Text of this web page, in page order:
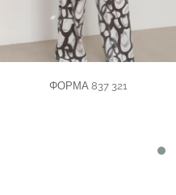
ΦΟΡΜΑ 837 321